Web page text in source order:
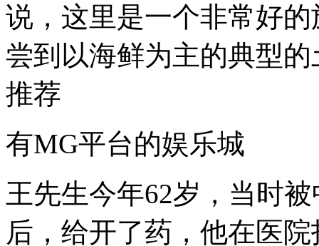
说，这里是一个非常好
尝到以海鲜为主的典型
推荐
有MG平台的娱乐城
王先生今年62岁，当时
后，给开了药，他在医